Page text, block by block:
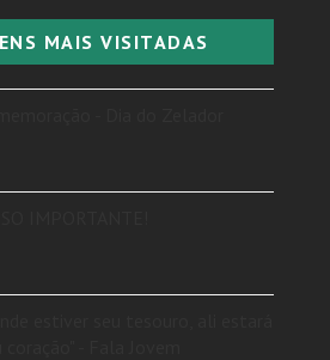
MAIS VISITADAS